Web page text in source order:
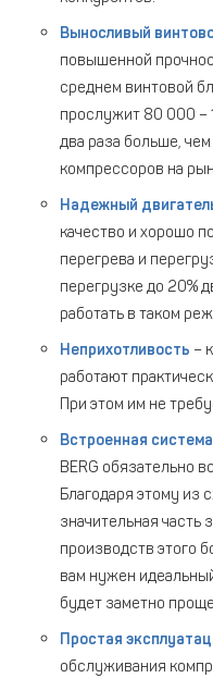
Выносливый
повышенной
среднем винтовой
прослужит 80 000 –
два раза больше,
компрессоров на
Надежный
качество и хорошо
перегрева и
перегрузке до 20%
работать в таком
Неприхотливость –
работают
При этом им не
Встроенная
BERG обязательно
Благодаря этому из
значительная
производств этого
вам нужен
будет заметно
Простая
обслуживания